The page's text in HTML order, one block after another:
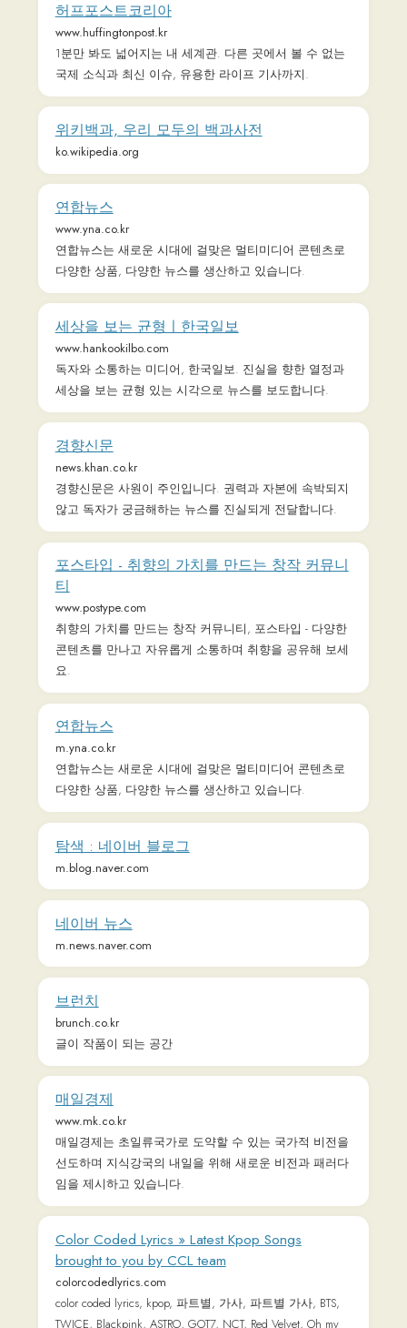
연합뉴스
www.yna.co.kr
연합뉴스는 새로운 시대에 걸맞은 멀티미디어 콘텐츠로
세상을 보는 균형ㅣ한국일보
www.hankookilbo.com
독자와 소통하는 미디어, 한국일보. 진실을 향한 열정과
경향신문
news.khan.co.kr
경향신문은 사원이 주인입니다. 권력과 자본에 속박되지
않고 독자가 궁금해하는 뉴스를 진실되게 전달합니다.
포스타입 - 취향의 가치를 만드는 창작 커뮤니
티
www.postype.com
취향의 가치를 만드는 창작 커뮤니티, 포스타입 - 다양한
콘텐츠를 만나고 자유롭게 소통하며 취향을 공유해 보세
요.
연합뉴스
m.yna.co.kr
다양한 상품, 다양한 뉴스를 생산하고 있습니다.
탐색 : 네이버 블로그
m.blog.naver.com
네이버 뉴스
m.news.naver.com
브런치
brunch.co.kr
글이 작품이 되는 공간
매일경제
매일경제는 초일류국가로 도약할 수 있는 국가적 비전을
선도하며 지식강국의 내일을 위해 새로운 비전과 패러다
Color Coded Lyrics » Latest Kpop Songs
brought to you by CCL team
colorcodedlyrics.com
TWICE, Blackpink, ASTRO, GOT7, NCT, Red Velvet, Oh my
girl, Laboum, lyrics, korean, IU, 방탄소년단, 트와이스,
ITZY, 있지, Iz*one, 엔시티, Color coded, Black pink, genius,
유, EXO, iKON, seventeen, 세븐틴, 레드벨벳, Bigbang,
Girls' Generation, SNSD, Mamamoo, 마마무, Stray Kids, 스
트레이 키즈, Monsta X, GFriend, 몬스타엑스, (G)I-dle,
Girls, 우주소녀, Winner, 위너, Jpop, Morning Musume, C-
ute, Berryz, AKB48, Produce 101,
조선일보 - 1등 디지털뉴스
www.chosun.com
국내 최초의 온라인 뉴스서비스 조선닷컴은 국내 최고
언론사인 조선일보의 오피니언, 정치, 사회, 경제, 국제,
스포츠, 문화 뉴스를 빠르고 정확하게 제공합니다.